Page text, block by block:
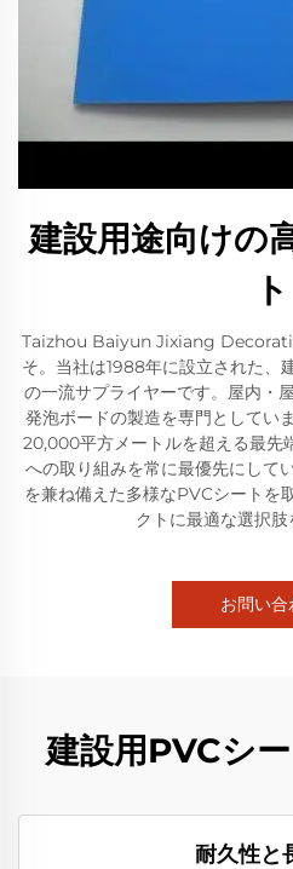
建設用途向けの
ト
Taizhou Baiyun Jixiang
そ。当社は1988年に設立された、
の一流サプライヤーです。屋内・
発泡ボードの製造を専門としてい
20,000平方メートルを超える最先
への取り組みを常に最優先にして
を兼ね備えた多様なPVCシートを
クトに最適な選択肢
お問い合
建設用PVCシ
耐久性と